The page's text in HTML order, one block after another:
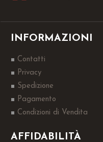
INFORMAZIONI
Contatti
Privacy
Spedizione
Pagamento
Condizioni di Vendita
AFFIDABILITÀ